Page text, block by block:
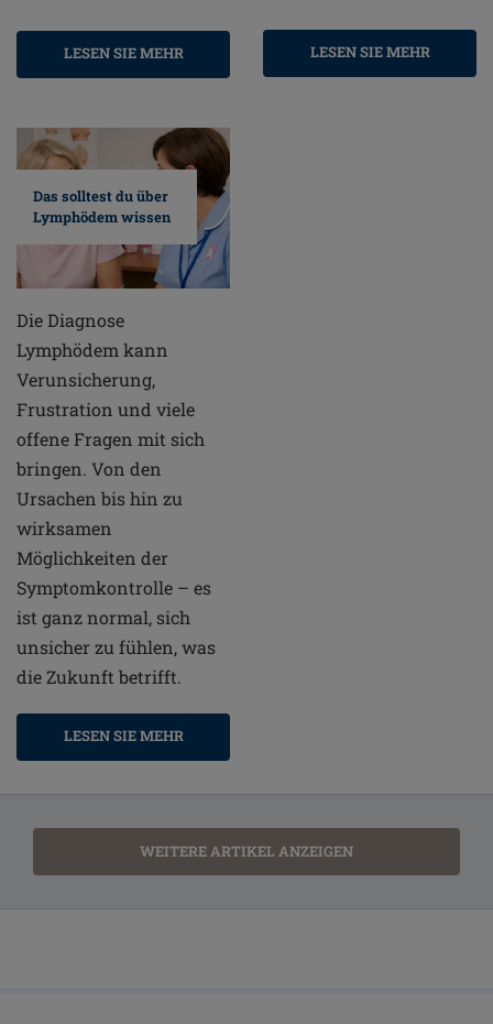
LESEN SIE MEHR LESEN SIE MEHR
Das solltest du über
Lymphödem wissen
Die Diagnose
Lymphödem kann
Verunsicherung,
Frustration und viele
offene Fragen mit sich
bringen. Von den
Ursachen bis hin zu
wirksamen
Möglichkeiten der
Symptomkontrolle – es
ist ganz normal, sich
unsicher zu fühlen, was
die Zukunft betrifft.
LESEN SIE MEHR
WEITERE ARTIKEL ANZEIGEN